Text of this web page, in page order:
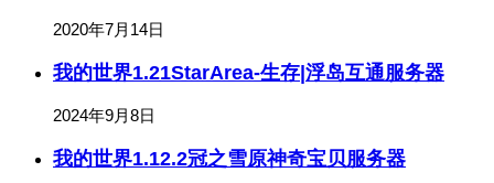
2020年7月14日
我的世界1.21StarArea-生存|浮岛互通服务器
2024年9月8日
我的世界1.12.2冠之雪原神奇宝贝服务器